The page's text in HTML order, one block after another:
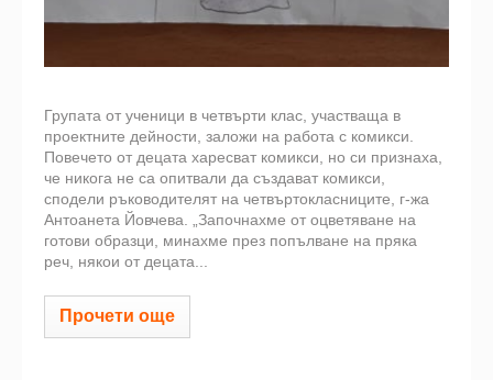
Групата от ученици в четвърти клас, участваща в
проектните дейности, заложи на работа с комикси.
Повечето от децата харесват комикси, но си признаха,
че никога не са опитвали да създават комикси,
сподели ръководителят на четвъртокласниците, г-жа
Антоанета Йовчева. „Започнахме от оцветяване на
готови образци, минахме през попълване на пряка
реч, някои от децата...
Прочети още